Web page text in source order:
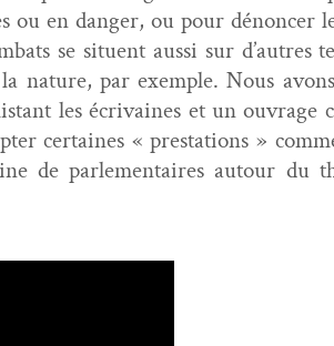
ou en dan­ger, ou pour dénon­cer
se situent aus­si sur d’autres
nature, par exem­ple. Nous
les écrivaines et un ouvrage
cer­taines « presta­tions »
de par­lemen­taires autour du